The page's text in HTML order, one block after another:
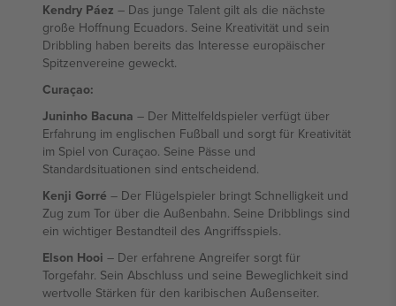
Kendry Páez – Das junge Talent gilt als die nächste
große Hoffnung Ecuadors. Seine Kreativität und sein
Dribbling haben bereits das Interesse europäischer
Spitzenvereine geweckt.
Curaçao:
Juninho Bacuna – Der Mittelfeldspieler verfügt über
Erfahrung im englischen Fußball und sorgt für Kreativität
im Spiel von Curaçao. Seine Pässe und
Standardsituationen sind entscheidend.
Kenji Gorré – Der Flügelspieler bringt Schnelligkeit und
Zug zum Tor über die Außenbahn. Seine Dribblings sind
ein wichtiger Bestandteil des Angriffsspiels.
Elson Hooi – Der erfahrene Angreifer sorgt für
Torgefahr. Sein Abschluss und seine Beweglichkeit sind
wertvolle Stärken für den karibischen Außenseiter.